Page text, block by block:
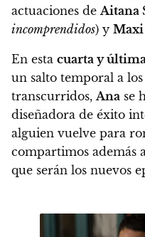
actuaciones de Aitana
incomprendidos) y Maxi
En esta cuarta y
un salto temporal a los
transcurridos, Ana se
diseñadora de éxito
alguien vuelve para
compartimos además
que serán los nuevos